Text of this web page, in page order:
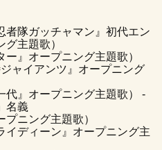
者隊ガッチャマン』初代エン
主題歌）
』オープニング主題歌）
ャイアンツ』オープニング
代』オープニング主題歌） -
名義
ニング主題歌）
イディーン』オープニング主